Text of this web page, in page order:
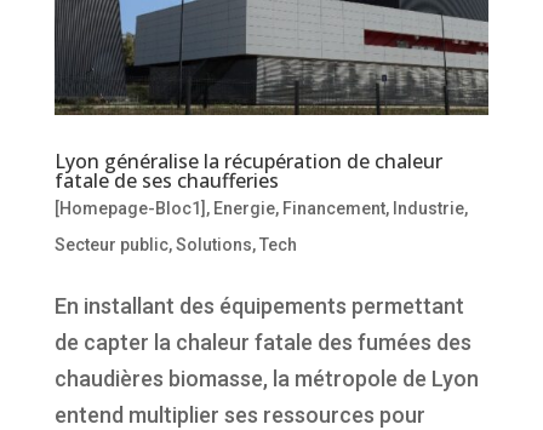
Lyon généralise la récupération de chaleur
fatale de ses chaufferies
[Homepage-Bloc1] , Energie, Financement, Industrie,
Secteur public,Solutions,Tech
En installant des équipements permettant
de capter la chaleur fatale des fumées des
chaudières biomasse, la métropole de Lyon
entend multiplier ses ressources pour